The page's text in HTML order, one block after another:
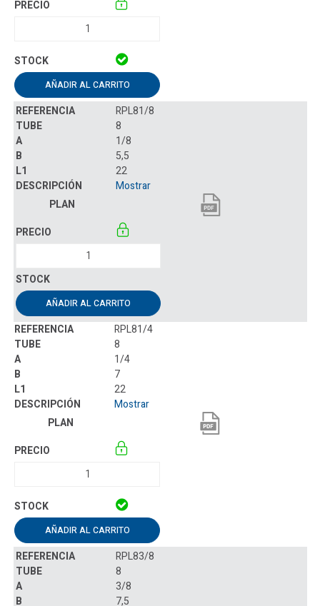
AÑADIR AL CARRITO
RPL81/8
8
1/8
5,5
22
Mostrar
AÑADIR AL CARRITO
RPL81/4
8
1/4
7
22
Mostrar
AÑADIR AL CARRITO
RPL83/8
8
3/8
7,5